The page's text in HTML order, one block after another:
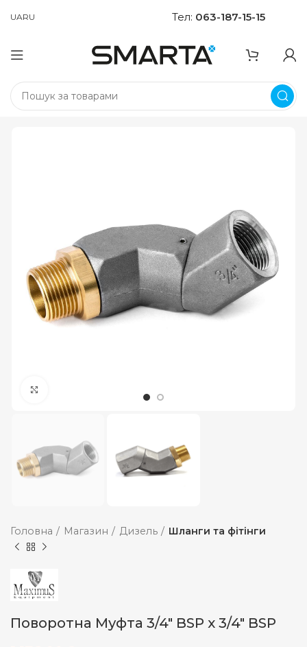
UARU Тел: 063-187-15-15
Головна Магазин Дизель Шланги та фітінги
Поворотна Муфта 3/4″ BSP х 3/4″ BSP